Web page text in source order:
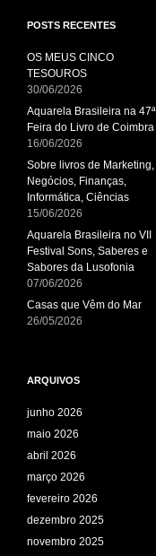
POSTS RECENTES
OS MEUS CINCO
TESOUROS
30/06/2026
Aquarela Brasileira na 47ª
Feira do Livro de Coimbra
16/06/2026
Sobre livros de Marketing,
Negócios, Finanças,
Informática, Ciências
15/06/2026
Aquarela Brasileira no VII
Festival Sons, Saberes e
Sabores da Lusofonia
07/06/2026
Casas que Vêm do Mar
26/05/2026
ARQUIVOS
junho 2026
maio 2026
abril 2026
março 2026
fevereiro 2026
dezembro 2025
novembro 2025